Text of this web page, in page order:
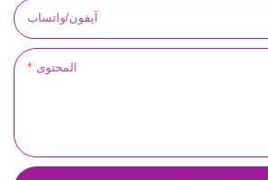
آيفون/واتساب
المحتوى